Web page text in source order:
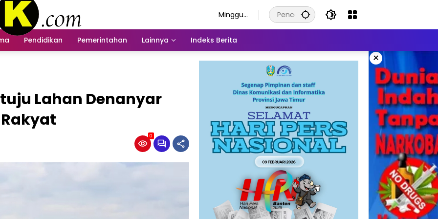
Minggu,
Agustus
2026
Pendidikan Pemerintahan Lainnya Indeks Berita
×
Lahan Denanyar
0